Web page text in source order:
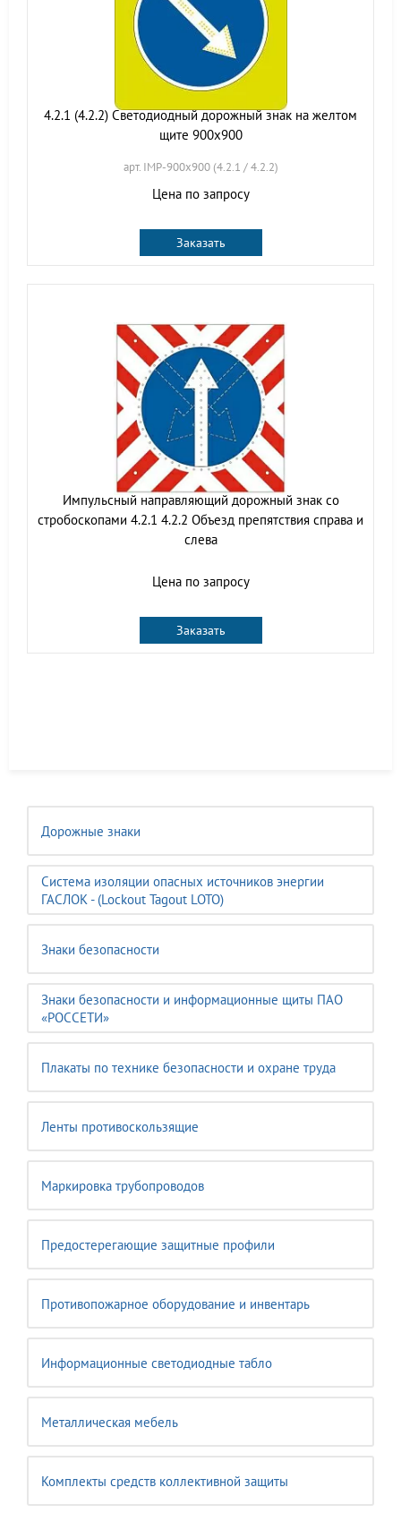
Дорожные знаки
Система изоляции опасных источников энергии
ГАСЛОК - (Lockout Tagout LOTO)
Знаки безопасности
Знаки безопасности и информационные щиты ПАО
«РОССЕТИ»
Плакаты по технике безопасности и охране труда
Ленты противоскользящие
Маркировка трубопроводов
Предостерегающие защитные профили
Противопожарное оборудование и инвентарь
Информационные светодиодные табло
Металлическая мебель
Комплекты средств коллективной защиты
4.2.1 (4.2.2) Светодиодный дорожный знак на желтом
щите 900x900
арт. IMP-900x900 (4.2.1 / 4.2.2)
Цена по запросу
Заказать
Импульсный направляющий дорожный знак со
стробоскопами 4.2.1 4.2.2 Объезд препятствия справа и
слева
Цена по запросу
Заказать